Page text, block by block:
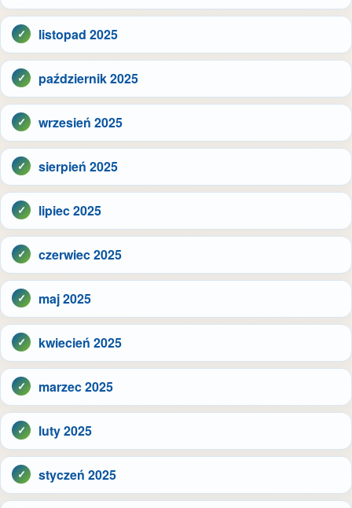
listopad 2025
październik 2025
wrzesień 2025
sierpień 2025
lipiec 2025
czerwiec 2025
maj 2025
kwiecień 2025
marzec 2025
luty 2025
styczeń 2025